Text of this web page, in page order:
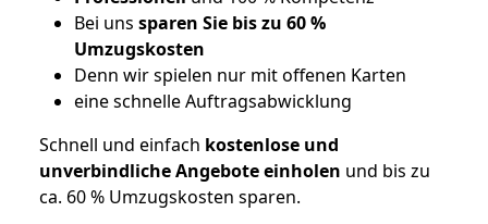
Bei uns sparen Sie bis zu 60 %
Umzugskosten
Denn wir spielen nur mit offenen Karten
eine schnelle Auftragsabwicklung
Schnell und einfach kostenlose und
unverbindliche Angebote einholen und bis zu
ca. 60 % Umzugskosten sparen.